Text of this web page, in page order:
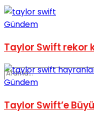
Gündem
Taylor Swift rekor
Gündem
Taylor Swift’e